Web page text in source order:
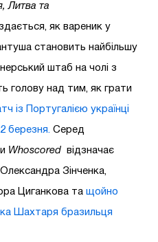
Литва та
як вареник у
становить найбільшу
штаб на чолі з
голову над тим, як грати
із Португалією українці
березня. Серед
Whoscored відзначає
Зінченка,
Циганкова та щойно
Шахтаря бразильця